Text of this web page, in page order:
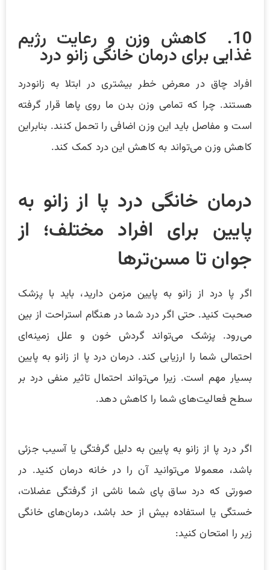
10. کاهش وزن و رعایت رژیم
غذایی برای درمان خانگی زانو درد
افراد چاق در معرض خطر بیشتری در ابتلا به زانودرد
هستند. چرا که تمامی وزن بدن ما روی پاها قرار گرفته
است و مفاصل باید این وزن اضافی را تحمل کنند. بنابراین
کاهش وزن می‌تواند به کاهش این درد کمک کند.
درمان خانگی درد پا از زانو به
پایین برای افراد مختلف؛ از
جوان تا مسن‌ترها
اگر پا درد از زانو به پایین مزمن دارید، باید با پزشک
صحبت کنید. حتی اگر درد شما در هنگام استراحت از بین
می‌رود. پزشک می‌تواند گردش خون و علل زمینه‌ای
احتمالی شما را ارزیابی کند. درمان درد پا از زانو به پایین
بسیار مهم است. زیرا می‌تواند احتمال تاثیر منفی درد بر
سطح فعالیت‌های شما را کاهش دهد.
اگر درد پا از زانو به پایین به دلیل گرفتگی یا آسیب جزئی
باشد، معمولا می‌توانید آن را در خانه درمان کنید. در
صورتی که درد ساق پای شما ناشی از گرفتگی عضلات،
خستگی یا استفاده بیش از حد باشد، درمان‌های خانگی
زیر را امتحان کنید: